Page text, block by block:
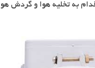
به تخلیه هوا و گردش